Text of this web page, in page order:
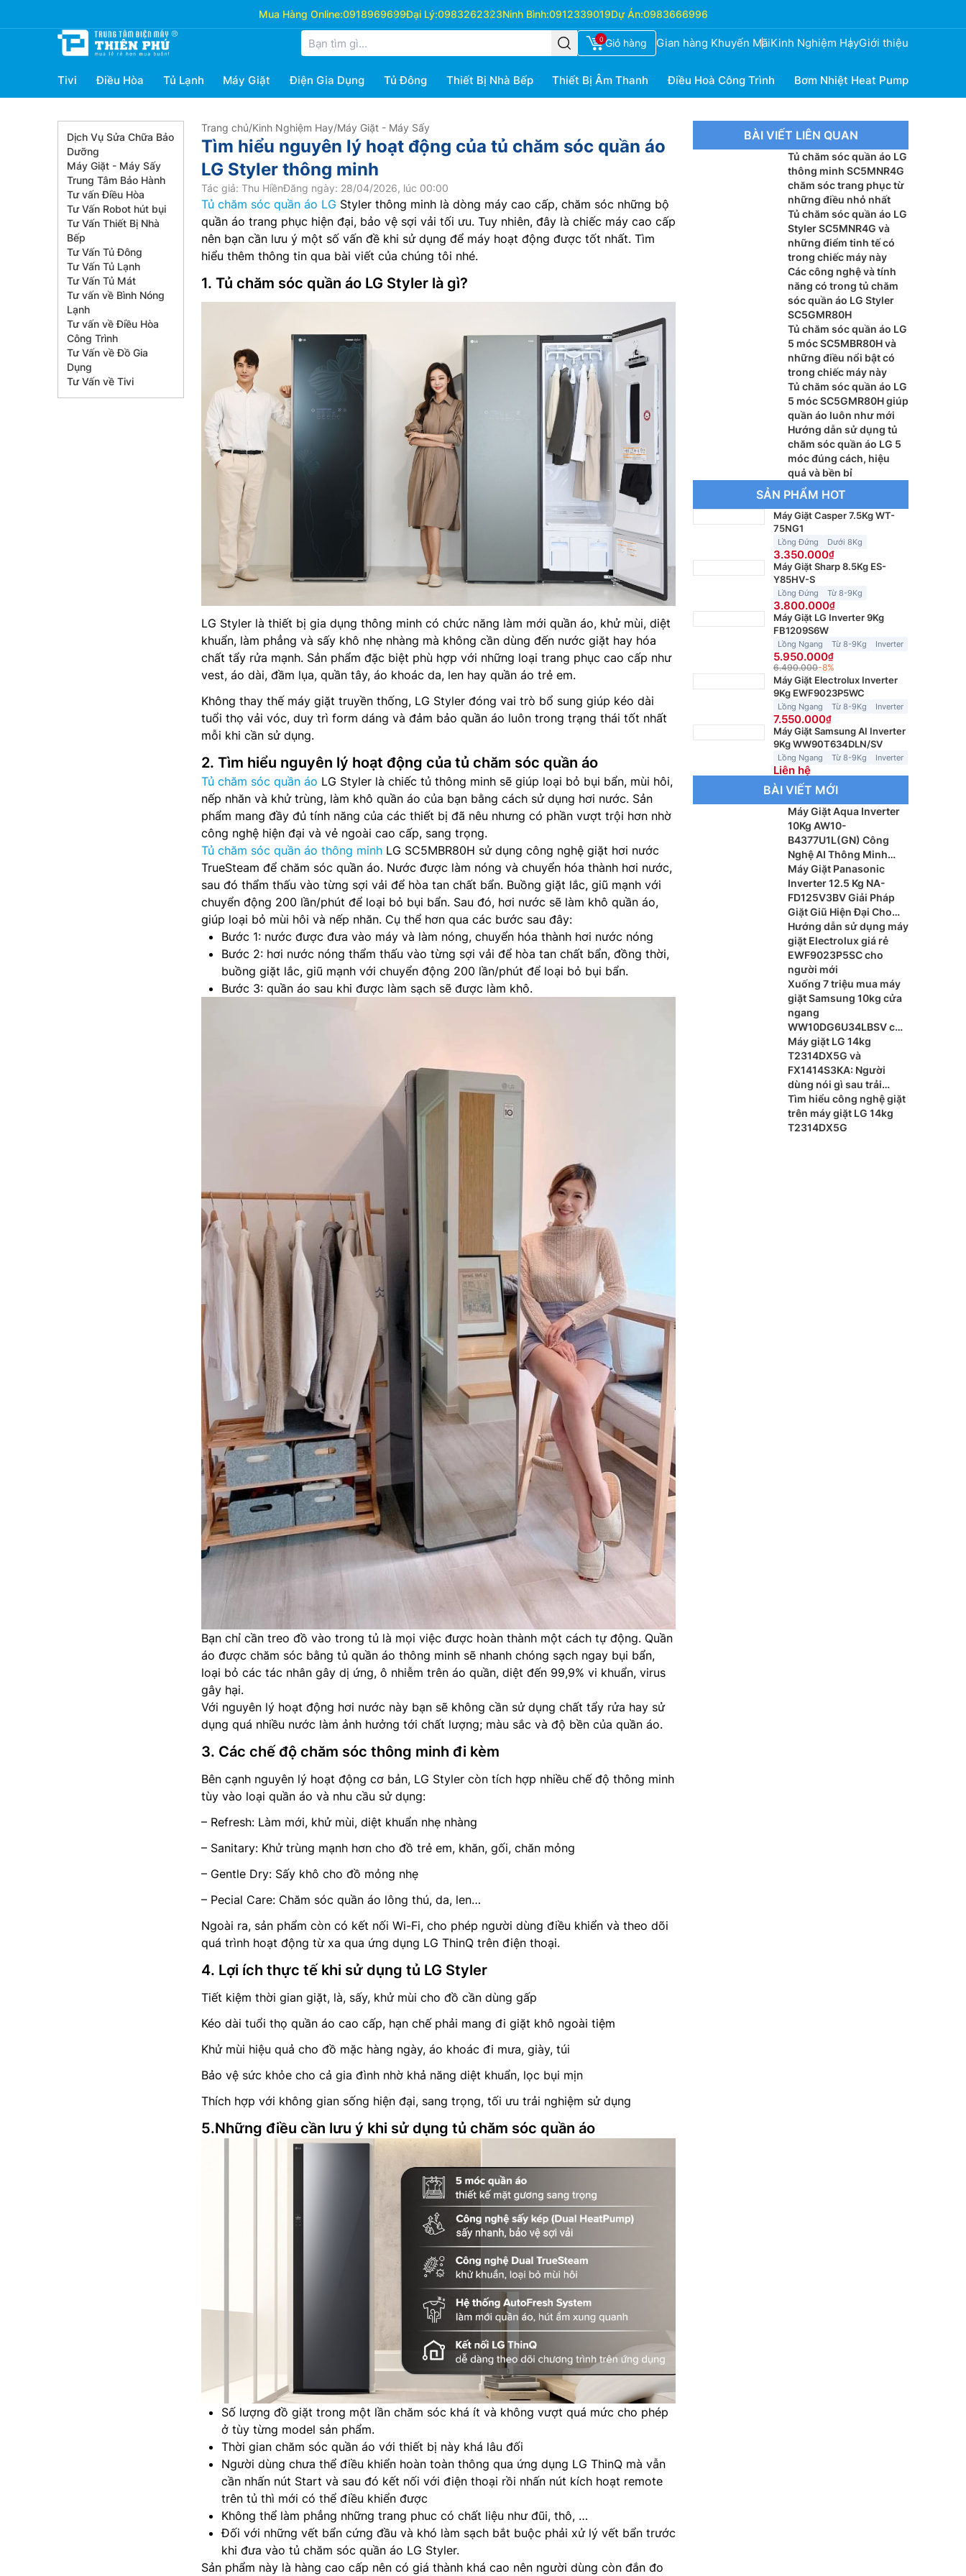
Mua Hàng Online:0918969699Đại Lý:0983262323Ninh Bình:0912339019Dự Án:0983666996
0 Giỏ hàng Gian hàng Khuyến MãiKinh Nghiệm HayGiới thiệu
Tivi Điều Hòa Tủ Lạnh Máy Giặt Điện Gia Dụng Tủ Đông Thiết Bị Nhà Bếp Thiết Bị Âm Thanh Điều Hoà Công Trình Bơm Nhiệt Heat Pump
Dịch Vụ Sửa Chữa Bảo
Dưỡng
Máy Giặt - Máy Sấy
Trung Tâm Bảo Hành
Tư vấn Điều Hòa
Tư Vấn Robot hút bụi
Tư Vấn Thiết Bị Nhà
Bếp
Tư Vấn Tủ Đông
Tư Vấn Tủ Lạnh
Tư Vấn Tủ Mát
Tư vấn về Bình Nóng
Lạnh
Tư vấn về Điều Hòa
Công Trình
Tư Vấn về Đồ Gia
Dụng
Tư Vấn về Tivi
Trang chủ/Kinh Nghiệm Hay/Máy Giặt - Máy Sấy
Tìm hiểu nguyên lý hoạt động của tủ chăm sóc quần áo
LG Styler thông minh
Tác giả: Thu HiềnĐăng ngày: 28/04/2026, lúc 00:00
Tủ chăm sóc quần áo LG Styler thông minh là dòng máy cao cấp, chăm sóc những bộ
quần áo trang phục hiện đại, bảo vệ sợi vải tối ưu. Tuy nhiên, đây là chiếc máy cao cấp
nên bạn cần lưu ý một số vấn đề khi sử dụng để máy hoạt động được tốt nhất. Tìm
hiểu thêm thông tin qua bài viết của chúng tôi nhé.
1. Tủ chăm sóc quần áo LG Styler là gì?
LG Styler là thiết bị gia dụng thông minh có chức năng làm mới quần áo, khử mùi, diệt
khuẩn, làm phẳng và sấy khô nhẹ nhàng mà không cần dùng đến nước giặt hay hóa
chất tẩy rửa mạnh. Sản phẩm đặc biệt phù hợp với những loại trang phục cao cấp như
vest, áo dài, đầm lụa, quần tây, áo khoác da, len hay quần áo trẻ em.
Không thay thế máy giặt truyền thống, LG Styler đóng vai trò bổ sung giúp kéo dài
tuổi thọ vải vóc, duy trì form dáng và đảm bảo quần áo luôn trong trạng thái tốt nhất
mỗi khi cần sử dụng.
2. Tìm hiểu nguyên lý hoạt động của tủ chăm sóc quần áo
Tủ chăm sóc quần áo LG Styler là chiếc tủ thông minh sẽ giúp loại bỏ bụi bẩn, mùi hôi,
nếp nhăn và khử trùng, làm khô quần áo của bạn bằng cách sử dụng hơi nước. Sản
phẩm mang đầy đủ tính năng của các thiết bị đã nêu nhưng có phần vượt trội hơn nhờ
công nghệ hiện đại và vẻ ngoài cao cấp, sang trọng.
Tủ chăm sóc quần áo thông minh LG SC5MBR80H sử dụng công nghệ giặt hơi nước
TrueSteam để chăm sóc quần áo. Nước được làm nóng và chuyển hóa thành hơi nước,
sau đó thẩm thấu vào từng sợi vải để hòa tan chất bẩn. Buồng giặt lắc, giũ mạnh với
chuyển động 200 lần/phút để loại bỏ bụi bẩn. Sau đó, hơi nước sẽ làm khô quần áo,
giúp loại bỏ mùi hôi và nếp nhăn. Cụ thể hơn qua các bước sau đây:
Bước 1: nước được đưa vào máy và làm nóng, chuyển hóa thành hơi nước nóng
Bước 2: hơi nước nóng thẩm thấu vào từng sợi vải để hòa tan chất bẩn, đồng thời,
buồng giặt lắc, giũ mạnh với chuyển động 200 lần/phút để loại bỏ bụi bẩn.
Bước 3: quần áo sau khi được làm sạch sẽ được làm khô.
Bạn chỉ cần treo đồ vào trong tủ là mọi việc được hoàn thành một cách tự động. Quần
áo được chăm sóc bằng tủ quần áo thông minh sẽ nhanh chóng sạch ngay bụi bẩn,
loại bỏ các tác nhân gây dị ứng, ô nhiễm trên áo quần, diệt đến 99,9% vi khuẩn, virus
gây hại.
Với nguyên lý hoạt động hơi nước này bạn sẽ không cần sử dụng chất tẩy rửa hay sử
dụng quá nhiều nước làm ảnh hưởng tới chất lượng; màu sắc và độ bền của quần áo.
3. Các chế độ chăm sóc thông minh đi kèm
Bên cạnh nguyên lý hoạt động cơ bản, LG Styler còn tích hợp nhiều chế độ thông minh
tùy vào loại quần áo và nhu cầu sử dụng:
– Refresh: Làm mới, khử mùi, diệt khuẩn nhẹ nhàng
– Sanitary: Khử trùng mạnh hơn cho đồ trẻ em, khăn, gối, chăn mỏng
– Gentle Dry: Sấy khô cho đồ mỏng nhẹ
– Pecial Care: Chăm sóc quần áo lông thú, da, len…
Ngoài ra, sản phẩm còn có kết nối Wi-Fi, cho phép người dùng điều khiển và theo dõi
quá trình hoạt động từ xa qua ứng dụng LG ThinQ trên điện thoại.
4. Lợi ích thực tế khi sử dụng tủ LG Styler
Tiết kiệm thời gian giặt, là, sấy, khử mùi cho đồ cần dùng gấp
Kéo dài tuổi thọ quần áo cao cấp, hạn chế phải mang đi giặt khô ngoài tiệm
Khử mùi hiệu quả cho đồ mặc hàng ngày, áo khoác đi mưa, giày, túi
Bảo vệ sức khỏe cho cả gia đình nhờ khả năng diệt khuẩn, lọc bụi mịn
Thích hợp với không gian sống hiện đại, sang trọng, tối ưu trải nghiệm sử dụng
5.Những điều cần lưu ý khi sử dụng tủ chăm sóc quần áo
Số lượng đồ giặt trong một lần chăm sóc khá ít và không vượt quá mức cho phép
ở tùy từng model sản phẩm.
Thời gian chăm sóc quần áo với thiết bị này khá lâu đối
Người dùng chưa thể điều khiển hoàn toàn thông qua ứng dụng LG ThinQ mà vẫn
cần nhấn nút Start và sau đó kết nối với điện thoại rồi nhấn nút kích hoạt remote
trên tủ thì mới có thể điều khiển được
Không thể làm phẳng những trang phuc có chất liệu như đũi, thô, …
Đối với những vết bẩn cứng đầu và khó làm sạch bắt buộc phải xử lý vết bẩn trước
khi đưa vào tủ chăm sóc quần áo LG Styler.
Sản phẩm này là hàng cao cấp nên có giá thành khá cao nên người dùng còn đắn đo
BÀI VIẾT LIÊN QUAN
Tủ chăm sóc quần áo LG
thông minh SC5MNR4G
chăm sóc trang phục từ
những điều nhỏ nhất
Tủ chăm sóc quần áo LG
Styler SC5MNR4G và
những điểm tinh tế có
trong chiếc máy này
Các công nghệ và tính
năng có trong tủ chăm
sóc quần áo LG Styler
SC5GMR80H
Tủ chăm sóc quần áo LG
5 móc SC5MBR80H và
những điều nổi bật có
trong chiếc máy này
Tủ chăm sóc quần áo LG
5 móc SC5GMR80H giúp
quần áo luôn như mới
Hướng dẫn sử dụng tủ
chăm sóc quần áo LG 5
móc đúng cách, hiệu
quả và bền bỉ
SẢN PHẨM HOT
Máy Giặt Casper 7.5Kg WT-
75NG1
Lồng Đứng Dưới 8Kg
3.350.000
Máy Giặt Sharp 8.5Kg ES-
Y85HV-S
Lồng Đứng Từ 8-9Kg
3.800.000
Máy Giặt LG Inverter 9Kg
FB1209S6W
Lồng Ngang Từ 8-9Kg Inverter
5.950.000
6.490.000-8%
Máy Giặt Electrolux Inverter
9Kg EWF9023P5WC
Lồng Ngang Từ 8-9Kg Inverter
7.550.000
Máy Giặt Samsung AI Inverter
9Kg WW90T634DLN/SV
Lồng Ngang Từ 8-9Kg Inverter
Liên hệ
BÀI VIẾT MỚI
Máy Giặt Aqua Inverter
10Kg AW10-
B4377U1L(GN) Công
Nghệ AI Thông Minh
Cho Gia Đình Hiện Đại
Máy Giặt Panasonic
Inverter 12.5 Kg NA-
FD125V3BV Giải Pháp
Giặt Giũ Hiện Đại Cho
Gia Đình Đông Thành
Viên
Hướng dẫn sử dụng máy
giặt Electrolux giá rẻ
EWF9023P5SC cho
người mới
Xuống 7 triệu mua máy
giặt Samsung 10kg cửa
ngang
WW10DG6U34LBSV có
đáng?
Máy giặt LG 14kg
T2314DX5G và
FX1414S3KA: Người
dùng nói gì sau trải
nghiệm? Nên dùng
model nào?
Tìm hiểu công nghệ giặt
trên máy giặt LG 14kg
T2314DX5G